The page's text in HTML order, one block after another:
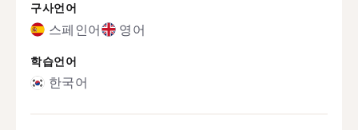
구사언어
스페인어 영어
학습언어
한국어